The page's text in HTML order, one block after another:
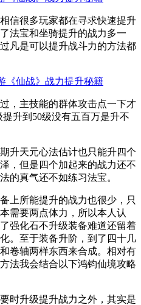
信很多玩家都在寻求快速提升
法宝和坐骑提升的战力多一
凡是可以提升战斗力的方法都
，主技能的群体攻击点一下才
升到50级没有五百万是升不
升天元心法估计也只能升四个
，但是四个加起来的战力还不
的真气还不如练习法宝。
上所能提升的战力也很少，只
需要两点体力，所以本人认
强化石不升级装备难道还留着
。至于装备升阶，到了四十几
卷轴两样东西来合成。相对有
法我会结合以下鸿钧仙境攻略
时升级提升战力之外，其实是